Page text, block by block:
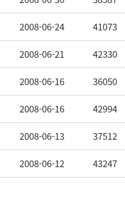
2008-06-24 41073
2008-06-21 42330
2008-06-16 36050
2008-06-16 42994
2008-06-13 37512
2008-06-12 43247